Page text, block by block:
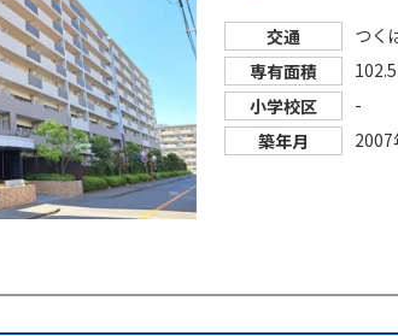
交通 つく
専有面積
小学校区
-
築年月
2007